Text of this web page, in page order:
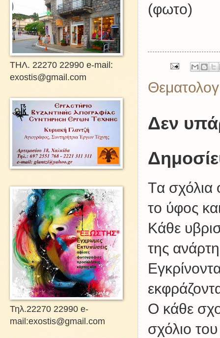
(φωτο)
Δεν
Tα σχόλια
το ύφος
Kάθε
της
Ο κάθε
σχόλιο
ΤΗΛ. 22270 22990 e-mail:
exostis@gmail.com
Τηλ.22270 22990 e-
mail:exostis@gmail.com